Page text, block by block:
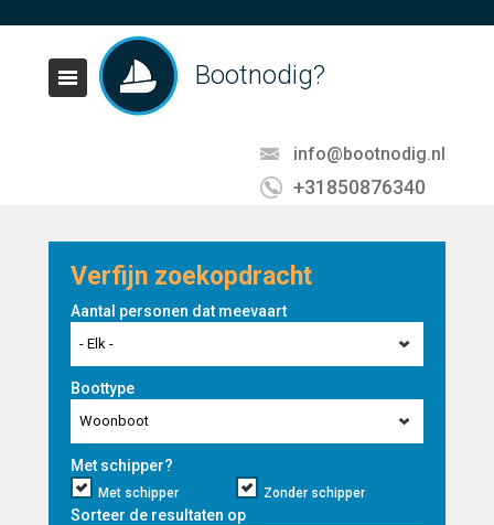
Bootnodig?
info@bootnodig.nl
+31850876340
Verfijn zoekopdracht
Aantal personen dat meevaart
- Elk -
Boottype
Woonboot
Met schipper?
Met schipper Zonder schipper
Sorteer de resultaten op